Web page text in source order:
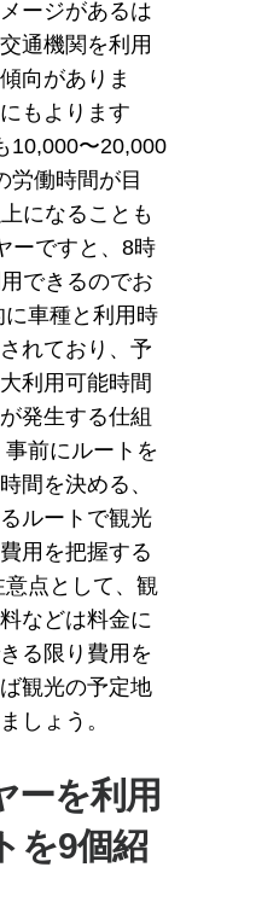
ージがあるは
通機関を利用
向がありま
もよります
10,000〜20,000
労働時間が目
になることも
ーですと、8時
できるのでお
車種と利用時
れており、予
利用可能時間
発生する仕組
前にルートを
間を決める、
ルートで観光
用を把握する
点として、観
などは料金に
る限り費用を
観光の予定地
しょう。
ーを利用
を9個紹